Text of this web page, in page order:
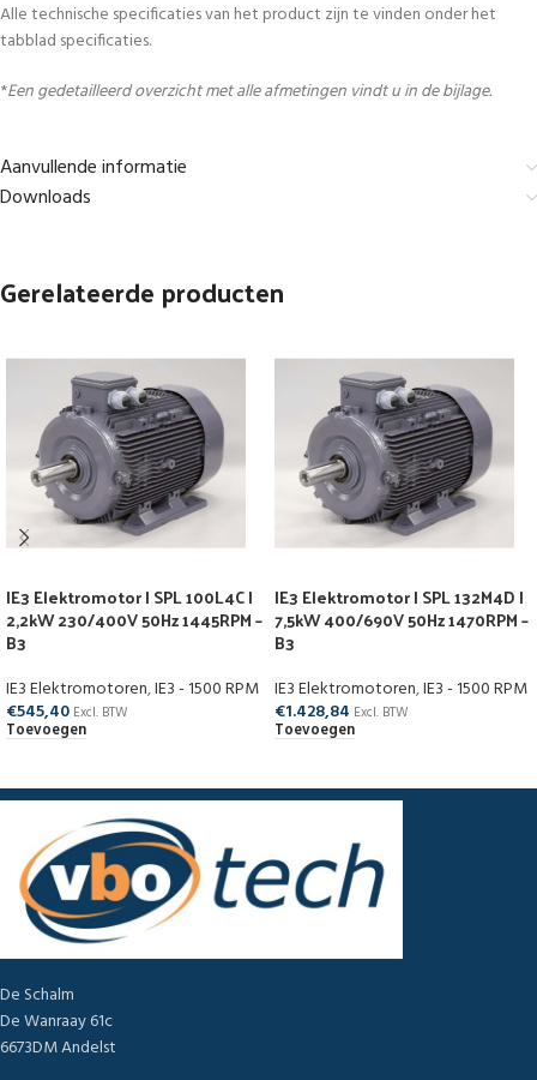
Alle technische specificaties van het product zijn te vinden onder het
tabblad specificaties.
*Een gedetailleerd overzicht met alle afmetingen vindt u in de bijlage.
Aanvullende informatie
Downloads
Gerelateerde producten
IE3 Elektromotor | SPL 100L4C |
2,2kW 230/400V 50Hz 1445RPM –
B3
IE3 Elektromotoren,IE3 - 1500 RPM
€545,40 Excl. BTW
Toevoegen
IE3 Elektromotor | SPL 132M4D |
7,5kW 400/690V 50Hz 1470RPM –
B3
IE3 Elektromotoren,IE3 - 1500 RPM
€1.428,84 Excl. BTW
Toevoegen
De Schalm
De Wanraay 61c
6673DM Andelst